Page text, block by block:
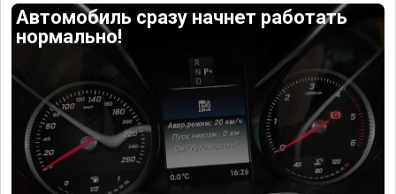
Автомобиль сразу начнет работать
нормально!